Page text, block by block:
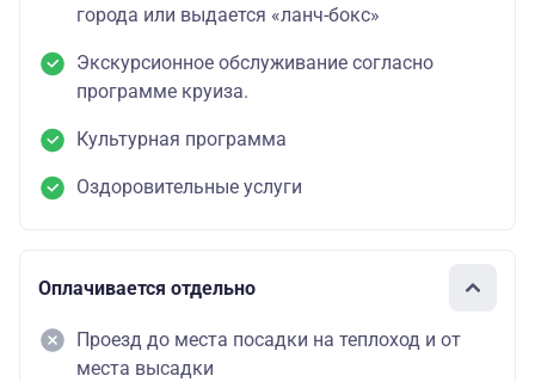
города или выдается «ланч-бокс»
Экскурсионное обслуживание согласно
программе круиза.
Культурная программа
Оздоровительные услуги
Оплачивается отдельно
Проезд до места посадки на теплоход и от
места высадки